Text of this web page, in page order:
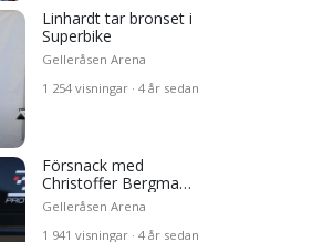
Linhardt tar bronset i
Superbike
Gelleråsen Arena
1 254 visningar · 4 år sedan
Försnack med
Christoffer Bergman
inför race
Gelleråsen Arena
1 941 visningar · 4 år sedan